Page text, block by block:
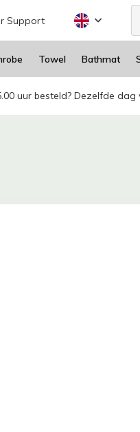
Support
Towel Bathmat
uur besteld? Dezelfde dag